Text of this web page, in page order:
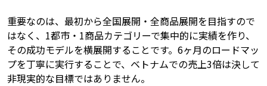
重要なのは、最初から全国展開・全商品展開を目指すので
はなく、1都市・1商品カテゴリーで集中的に実績を作り、
その成功モデルを横展開することです。6ヶ月のロードマッ
プを丁寧に実行することで、ベトナムでの売上3倍は決して
非現実的な目標ではありません。